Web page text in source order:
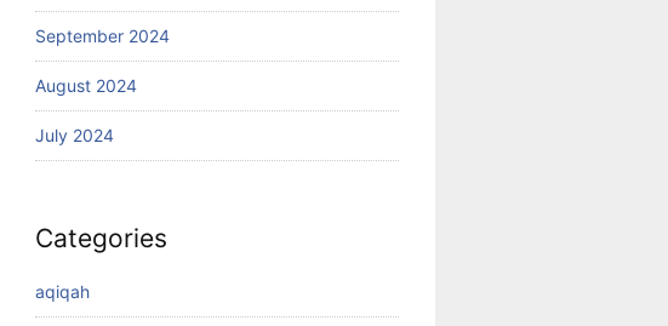
September 2024
August 2024
July 2024
Categories
aqiqah